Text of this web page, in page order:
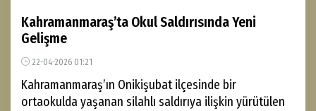
Kahramanmaraş’ta Okul Saldırısında Yeni
Gelişme
22-04-2026 01:21
Kahramanmaraş’ın Onikişubat ilçesinde bir
ortaokulda yaşanan silahlı saldırıya ilişkin yürütülen